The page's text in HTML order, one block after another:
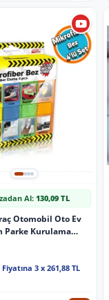
Al: 130,09 TL
Otomobil Oto Ev
Parke Kurulama
3 x 261,88 TL